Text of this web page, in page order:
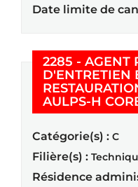
Date limite de
2285 - AGENT
D'ENTRETIEN
AULPS-H
Catégorie(s) : C
Filière(s) :
Résidence